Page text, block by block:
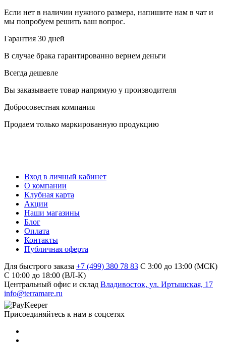
Если нет в наличии нужного размера, напишите нам в чат и
мы попробуем решить ваш вопрос.
Гарантия 30 дней
В случае брака гарантированно вернем деньги
Всегда дешевле
Вы заказываете товар напрямую у производителя
Добросовестная компания
Продаем только маркированную продукцию
Вход в личный кабинет
О компании
Клубная карта
Акции
Наши магазины
Блог
Оплата
Контакты
Публичная оферта
Для быстрого заказа +7 (499) 380 78 83 С 3:00 до 13:00 (МСК)
C 10:00 до 18:00 (ВЛ-К)
Центральный офис и склад Владивосток, ул. Иртышская, 17
info@terramare.ru
Присоединяйтесь к нам в соцсетях